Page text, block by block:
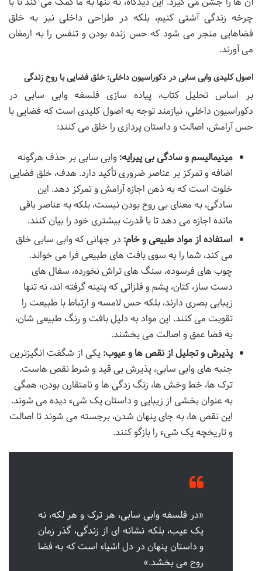
چرخه زندگی آشتی کنیم، بلکه در طراحی داخلی نیز به خلق
فضاهایی منجر می شود که حس زنده بودن و تنفس را به ارمغان
می آورند.
اصول کلیدی وابی سابی در دکوراسیون داخلی: خلق فضایی با روح زندگی
بر اساس تحلیل کتاب، پیاده سازی فلسفه وابی سابی در
دکوراسیون داخلی، نیازمند توجه به اصول کلیدی است که فضایی با
حس آرامش، اصالت و داستان پردازی را خلق می کنند:
مینیمالیسم و سادگی بی پیرایه: وابی سابی بر حذف هرگونه
اضافه و تمرکز بر عناصر ضروری تأکید دارد. هدف، خلق فضایی
خلوت است که به ذهن اجازه آرامش و تمرکز دهد. این
سادگی، به معنای بی روح بودن نیست، بلکه به عناصر باقی
مانده اجازه می دهد تا با قدرت بیشتری خود را بیان کنند.
استفاده از مواد طبیعی و خام: در جهانی که وابی سابی خلق
می کند، شما را به سوی بافت های طبیعی فرا می خواند.
چوب های فرسوده، سنگ های تراش نخورده، سفال های
دست ساز، کتان، پشم و فلزاتی که پتینه گرفته اند، نه تنها
زیبایی بصری دارند، بلکه حس لامسه و ارتباط با طبیعت را
تقویت می کنند. این مواد به دلیل بافت و رنگ طبیعی شان،
به فضا عمق و اصالت می بخشند.
پذیرش و تجلیل از نقص ها و عیوب: یکی از شگفت انگیزترین
جنبه های وابی سابی، پذیرش بی قید و شرط نقص هاست.
ترک ها، خط وخش ها، زنگ زدگی ها و نامتقارن بودن، همگی
به عنوان بخشی از زیبایی و داستان یک شیء دیده می شوند.
این نقص ها، به جای پنهان شدن، برجسته می شوند تا اصالت
و تاریخچه یک شیء را بازگو کنند.
«در فلسفه وابی سابی، هر ترک و هر لکه، نه
یک عیب، بلکه نشانه ای از زندگی، گذر زمان
و داستان پنهان در دل اشیاء است که به فضا
روح می بخشد.»